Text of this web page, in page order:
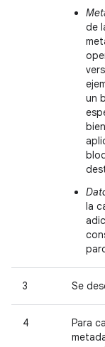
de
un
la
3 Se
4
Para